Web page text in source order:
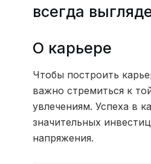
всегда
О карьере
Чтобы построить
важно стремиться к
увлечениям. Успеха в
значительных
напряжения.